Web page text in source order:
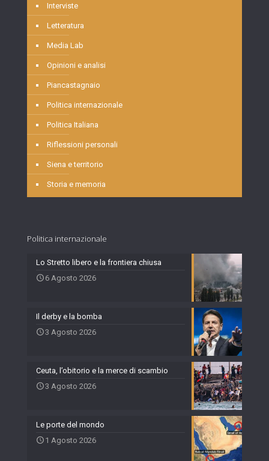
Interviste
Letteratura
Media Lab
Opinioni e analisi
Piancastagnaio
Politica internazionale
Politica Italiana
Riflessioni personali
Siena e territorio
Storia e memoria
Politica internazionale
Lo Stretto libero e la frontiera chiusa
6 Agosto 2026
Il derby e la bomba
3 Agosto 2026
Ceuta, l’obitorio e la merce di scambio
3 Agosto 2026
Le porte del mondo
1 Agosto 2026